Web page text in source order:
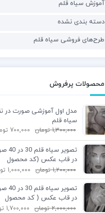
آموزش سیاه قلم
دسته بندی نشده
طرح‌های فروشی سیاه قلم
محصولات پرفروش
مدل اول آموزشی صورت در
سیاه قلم
1,300,000 تومان 700,000
تصویر
در قاب عکس (کد محصول
1404040401)
1,200,000 تومان 1,000,000
تصویر
در قاب عکس ( کد محصول
1404040402)
2,000,000 تومان 1,700,000